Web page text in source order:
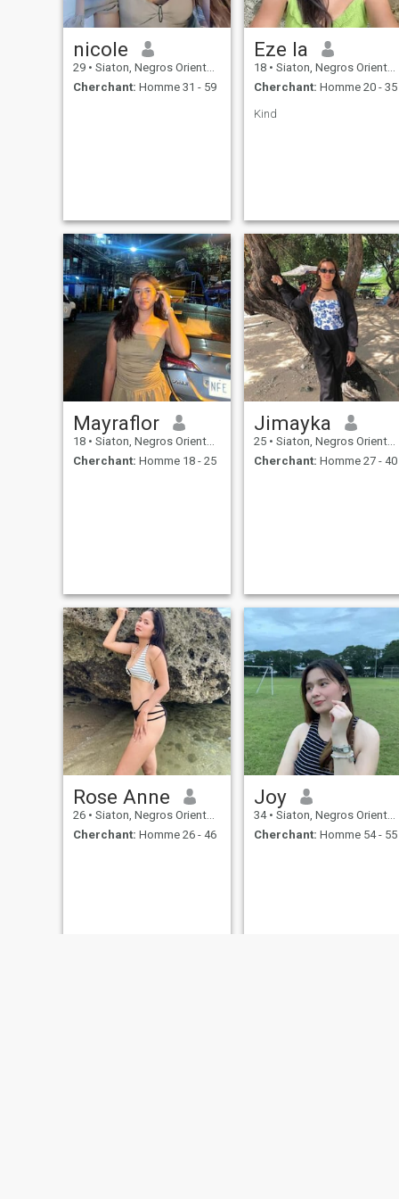
nicole
29 • Siaton, Negros Oriental, Philippines
Cherchant: Homme 31 - 59
Eze la
18 • Siaton, Negros Oriental, Philippines
Cherchant: Homme 20 - 35
Kind
Mayraflor
18 • Siaton, Negros Oriental, Philippines
Cherchant: Homme 18 - 25
Jimayka
25 • Siaton, Negros Oriental, Philippines
Cherchant: Homme 27 - 40
Rose Anne
26 • Siaton, Negros Oriental, Philippines
Cherchant: Homme 26 - 46
Joy
34 • Siaton, Negros Oriental, Philippines
Cherchant: Homme 54 - 55